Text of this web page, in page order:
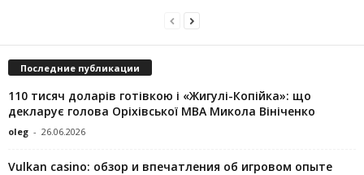
Последние публикации
110 тисяч доларів готівкою і «Жигулі-Копійка»: що
декларує голова Оріхівської МВА Микола Вініченко
oleg - 26.06.2026
Vulkan casino: обзор и впечатления об игровом опыте